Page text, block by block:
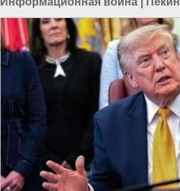
Коронавирус в Китае